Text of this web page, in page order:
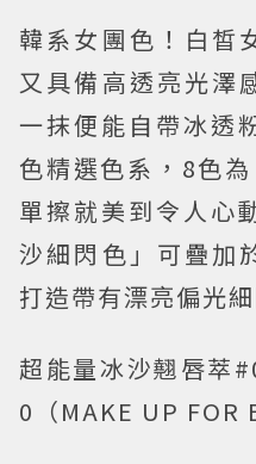
韓系女團色！白皙
又具備高透亮光澤
一抹便能自帶冰透
色精選色系，8色為
單擦就美到令人心
沙細閃色」可疊加
打造帶有漂亮偏光
超能量冰沙翹唇萃
0（MAKE UP FOR